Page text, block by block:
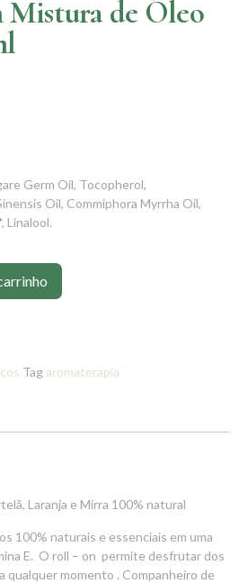
de Óleo
Germ Oil, Tocopherol,
Oil, Commiphora Myrrha Oil,
Linalool.
Tagaromaterapia
Laranja e Mirra 100% natural
100% naturais e essenciais em uma
E. O roll – on permite desfrutar dos
qualquer momento . Companheiro de